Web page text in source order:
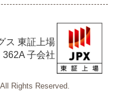
ス 東証上場
子会社
Rights Reserved.